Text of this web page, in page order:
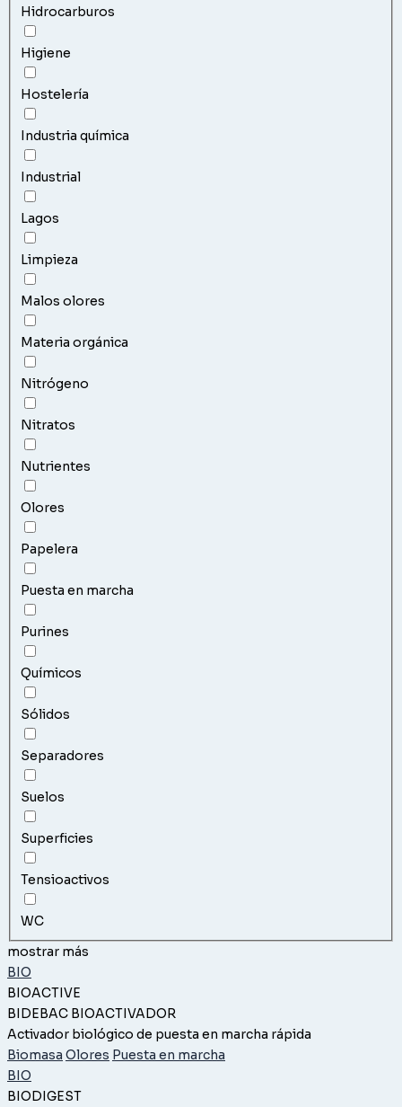
Hidrocarburos
Higiene
Hostelería
Industria química
Industrial
Lagos
Limpieza
Malos olores
Materia orgánica
Nitrógeno
Nitratos
Nutrientes
Olores
Papelera
Puesta en marcha
Purines
Químicos
Sólidos
Separadores
Suelos
Superficies
Tensioactivos
WC
mostrar más
BIO
BIOACTIVE
BIDEBAC BIOACTIVADOR
Activador biológico de puesta en marcha rápida
Biomasa Olores Puesta en marcha
BIO
BIODIGEST